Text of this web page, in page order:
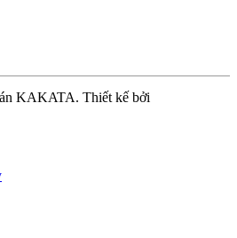
KAKATA. Thiết kế bởi